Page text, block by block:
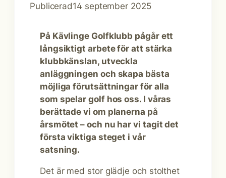
Publicerad14 september 2025
På Kävlinge Golfklubb pågår ett
långsiktigt arbete för att stärka
klubbkänslan, utveckla
anläggningen och skapa bästa
möjliga förutsättningar för alla
som spelar golf hos oss. I våras
berättade vi om planerna på
årsmötet – och nu har vi tagit det
första viktiga steget i vår
satsning.
Det är med stor glädje och stolthet